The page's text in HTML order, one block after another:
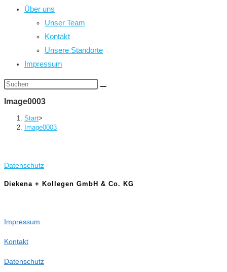
Über uns
Unser Team
Kontakt
Unsere Standorte
Impressum
Diese
Image0003
Start>
Image0003
Datenschutz
Diekena + Kollegen GmbH & Co. KG
Impressum
Kontakt
Datenschutz